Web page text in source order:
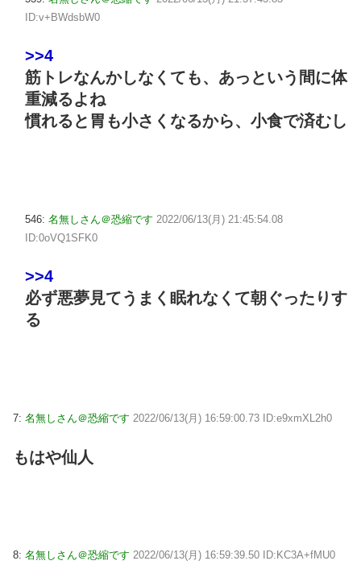
ID:v+BWdsbW0
>>4
筋トレなんかしなくても、あっという間に体
重減るよね
慣れると胃も小さくなるから、小食で済むし
546: 名無しさん＠恐縮です 2022/06/13(月) 21:45:54.08
ID:0oVQ1SFK0
>>4
必ず悪夢見てうまく眠れなくて朝ぐったりす
る
7: 名無しさん＠恐縮です 2022/06/13(月) 16:59:00.73 ID:e9xmXL2h0
もはや仙人
8: 名無しさん＠恐縮です 2022/06/13(月) 16:59:39.50 ID:KC3A+fMU0